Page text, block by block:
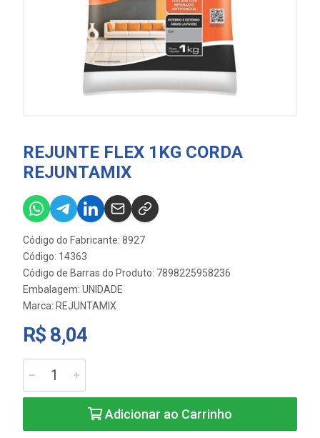
REJUNTE FLEX 1KG CORDA
REJUNTAMIX
Código do Fabricante: 8927
Código: 14363
Código de Barras do Produto: 7898225958236
Embalagem: UNIDADE
Marca: REJUNTAMIX
R$ 8,04
Adicionar ao Carrinho